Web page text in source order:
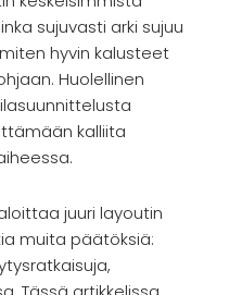
sujuvasti arki sujuu
hyvin kalusteet
Huolellinen
kalliita
juuri layoutin
muita päätöksiä: